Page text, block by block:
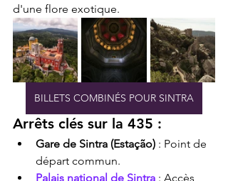
d'une flore exotique.
BILLETS COMBINÉS POUR SINTRA
Arrêts clés sur la 435 :
Gare de Sintra (Estação) : Point de
départ commun.
Palais national de Sintra : Accès